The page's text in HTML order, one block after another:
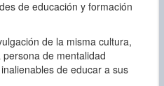
de educación y formación
de la misma cultura,
de mentalidad
de educar a sus